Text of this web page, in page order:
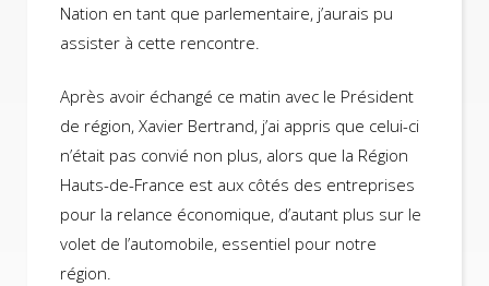
Nation en tant que parlementaire, j’aurais pu
assister à cette rencontre.
Après avoir échangé ce matin avec le Président
de région, Xavier Bertrand, j’ai appris que celui-ci
n’était pas convié non plus, alors que la Région
Hauts-de-France est aux côtés des entreprises
pour la relance économique, d’autant plus sur le
volet de l’automobile, essentiel pour notre
région.